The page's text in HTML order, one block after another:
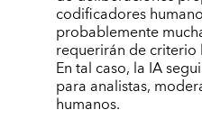
codificadores
probablemente
requerirán de
En tal caso, la IA
para analistas,
humanos.